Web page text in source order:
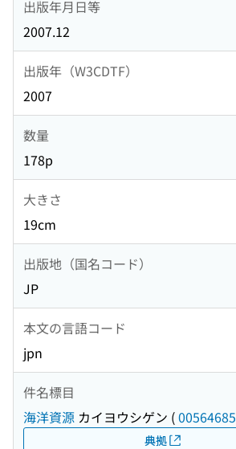
出版年月日等
2007.12
出版年（W3CDTF）
2007
数量
178p
大きさ
19cm
出版地（国名コード）
JP
本文の言語コード
jpn
件名標目
海洋資源 カイヨウシゲン (00564685
典拠